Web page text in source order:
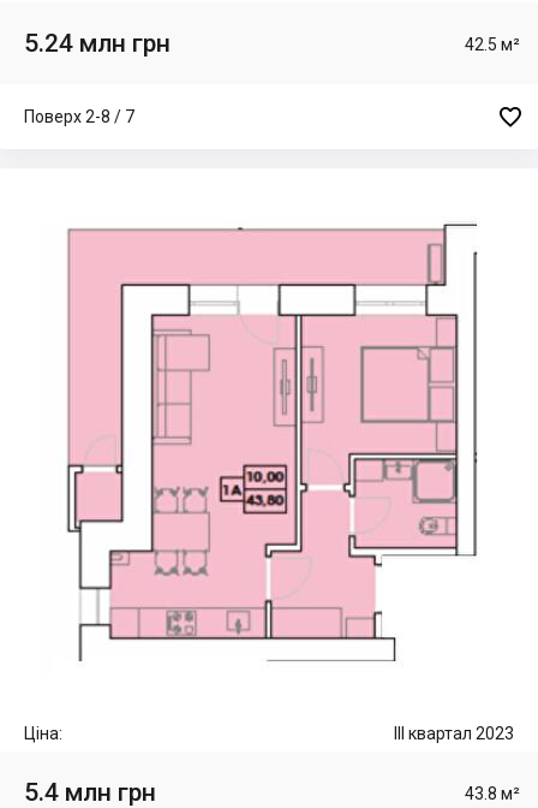
5.24 млн грн 42.5 м²
Поверх 2-8 / 7 
Ціна: III квартал 2023
5.4 млн грн 43.8 м²